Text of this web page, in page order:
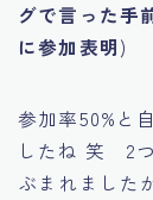
グで言った手
に参加表明)
参加率50%と
したね 笑 2
ぶまれました